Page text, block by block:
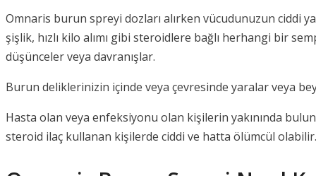
Omnaris burun spreyi dozları alırken vücudunuzun ciddi
şişlik, hızlı kilo alımı gibi steroidlere bağlı herhangi bir
düşünceler veya davranışlar.
Burun deliklerinizin içinde veya çevresinde yaralar veya
Hasta olan veya enfeksiyonu olan kişilerin yakınında
steroid ilaç kullanan kişilerde ciddi ve hatta ölümcül olabilir.